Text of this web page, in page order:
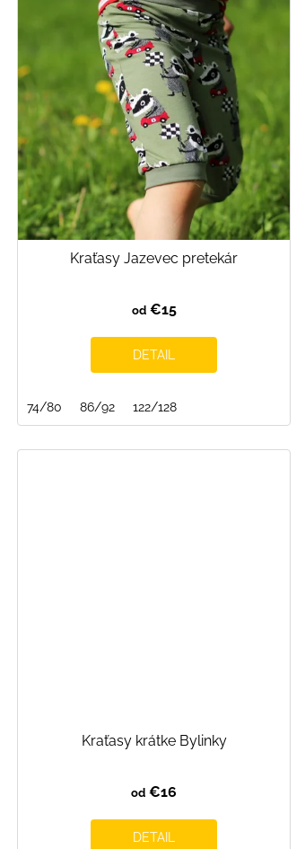
Kraťasy Jazevec pretekár
od€15
DETAIL
74/80 86/92 122/128
Kraťasy krátke Bylinky
od €16
DETAIL